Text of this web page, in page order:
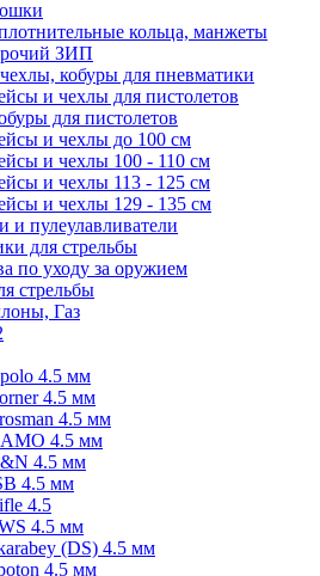
кольца, манжеты
ЗИП
кобуры для пневматики
и чехлы для пистолетов
для пистолетов
и чехлы до 100 см
и чехлы 100 - 110 см
и чехлы 113 - 125 см
и чехлы 129 - 135 см
пулеулавливатели
для стрельбы
по уходу за оружием
стрельбы
Газ
4.5 мм
4.5 мм
4.5 мм
4.5 мм
4.5 мм
4.5 мм
4.5
4.5 мм
(DS) 4.5 мм
4.5 мм